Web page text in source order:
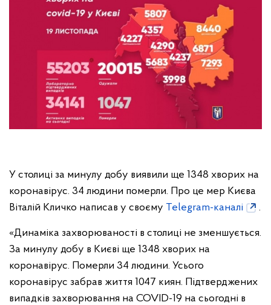
У столиці за минулу добу виявили ще 1348 хворих на
коронавірус. 34 людини померли. Про це мер Києва
Віталій Кличко написав у своєму Telegram-каналі .
«Динаміка захворюваності в столиці не зменшується.
За минулу добу в Києві ще 1348 хворих на
коронавірус. Померли 34 людини. Усього
коронавірус забрав життя 1047 киян. Підтверджених
випадків захворювання на COVID-19 на сьогодні в